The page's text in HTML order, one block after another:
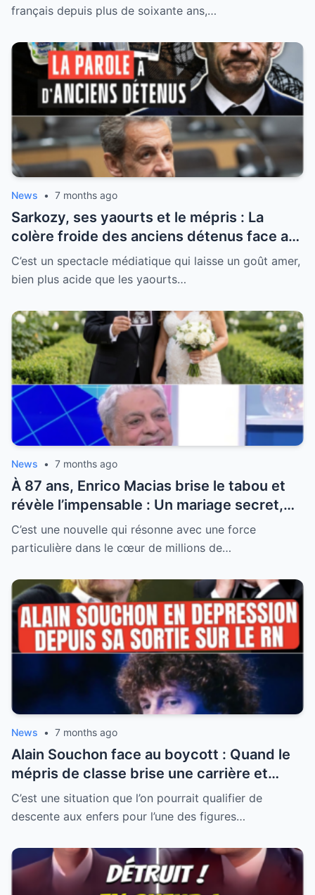
français depuis plus de soixante ans,…
News • 7 months ago
Sarkozy, ses yaourts et le mépris : La
colère froide des anciens détenus face au
“Sarko-show” indécent
C’est un spectacle médiatique qui laisse un goût amer,
bien plus acide que les yaourts…
News • 7 months ago
À 87 ans, Enrico Macias brise le tabou et
révèle l’impensable : Un mariage secret,
une promesse éternelle et la vérité sur sa
nouvelle vie
C’est une nouvelle qui résonne avec une force
particulière dans le cœur de millions de…
News • 7 months ago
Alain Souchon face au boycott : Quand le
mépris de classe brise une carrière et
révèle la fracture française
C’est une situation que l’on pourrait qualifier de
descente aux enfers pour l’une des figures…